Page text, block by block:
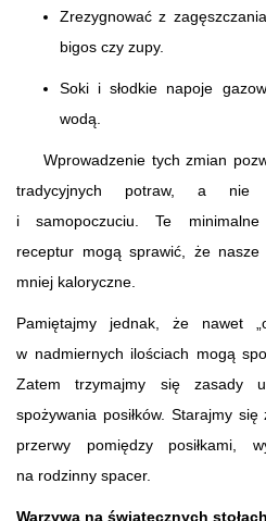
Zrezygnować z
bigos czy zupy.
Soki i słodkie napoje
wodą.
Wprowadzenie tych zmian
tradycyjnych potraw, a nie
i samopoczuciu. Te minimalne
receptur mogą sprawić, że
mniej kaloryczne.
Pamiętajmy jednak, że nawet
w nadmiernych ilościach mogą
Zatem trzymajmy się zasady
spożywania posiłków. Starajmy
przerwy pomiędzy posiłkami,
na rodzinny spacer.
Warzywa na świątecznych stołach